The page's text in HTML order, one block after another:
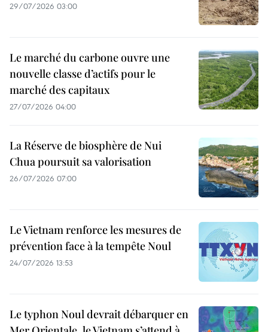
29/07/2026 03:00
Le marché du carbone ouvre une
nouvelle classe d’actifs pour le
marché des capitaux
27/07/2026 04:00
La Réserve de biosphère de Nui
Chua poursuit sa valorisation
26/07/2026 07:00
Le Vietnam renforce les mesures de
prévention face à la tempête Noul
24/07/2026 13:53
Le typhon Noul devrait débarquer en